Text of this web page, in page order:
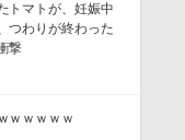
トマトが、妊娠中
つわりが終わった
撃
ｗｗｗｗｗ